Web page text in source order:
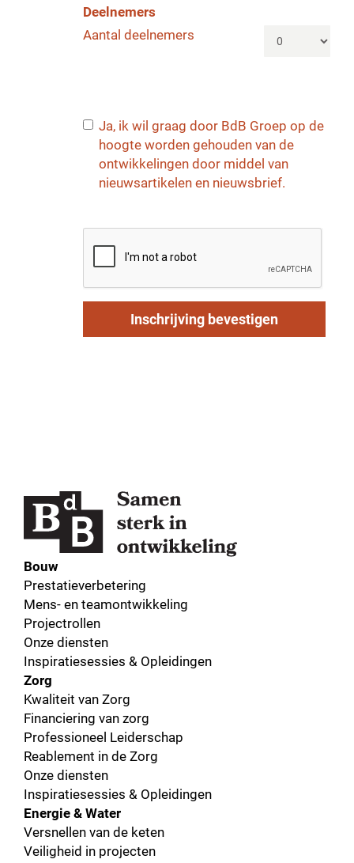
Deelnemers
Aantal deelnemers
Ja, ik wil graag door BdB Groep op de
hoogte worden gehouden van de
ontwikkelingen door middel van
nieuwsartikelen en nieuwsbrief.
Bouw
Prestatieverbetering
Mens- en teamontwikkeling
Projectrollen
Onze diensten
Inspiratiesessies & Opleidingen
Zorg
Kwaliteit van Zorg
Financiering van zorg
Professioneel Leiderschap
Reablement in de Zorg
Onze diensten
Inspiratiesessies & Opleidingen
Energie & Water
Versnellen van de keten
Veiligheid in projecten